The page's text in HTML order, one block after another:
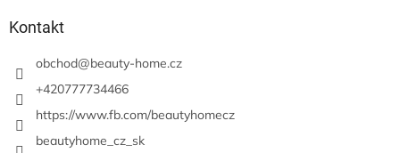
Kontakt
obchod@beauty-home.cz
+420777734466
https://www.fb.com/beautyhomecz
beautyhome_cz_sk